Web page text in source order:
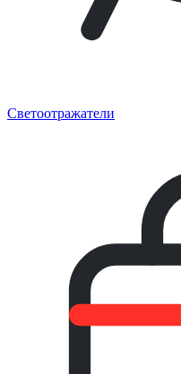
Светоотражатели